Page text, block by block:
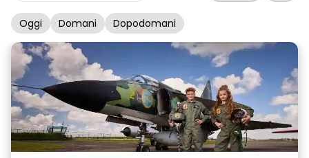
Oggi Domani Dopodomani